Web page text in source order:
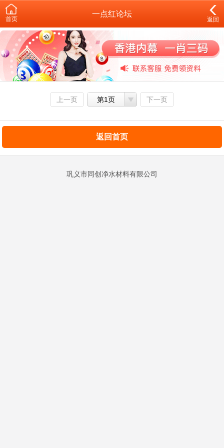
首页
一点红论坛
返回
上一页 第1页 下一页
返回首页
巩义市同创净水材料有限公司